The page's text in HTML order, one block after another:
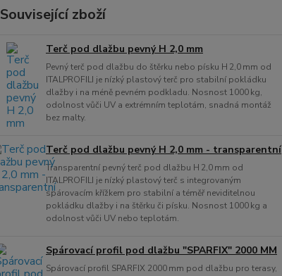
Související zboží
Terč pod dlažbu pevný H 2,0 mm
Pevný terč pod dlažbu do štěrku nebo písku H 2,0 mm od
ITALPROFILI je nízký plastový terč pro stabilní pokládku
dlažby i na méně pevném podkladu. Nosnost 1000 kg,
odolnost vůči UV a extrémním teplotám, snadná montáž
bez malty.
Terč pod dlažbu pevný H 2,0 mm - transparentní
Transparentní pevný terč pod dlažbu H 2,0 mm od
ITALPROFILI je nízký plastový terč s integrovaným
spárovacím křížkem pro stabilní a téměř neviditelnou
pokládku dlažby i na štěrku či písku. Nosnost 1000 kg a
odolnost vůči UV nebo teplotám.
Spárovací profil pod dlažbu "SPARFIX" 2000 MM
Spárovací profil SPARFIX 2000 mm pod dlažbu pro terasy,